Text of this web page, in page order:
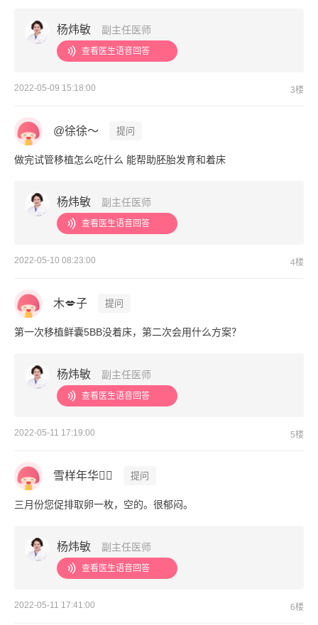
杨炜敏 副主任医师
查看医生语音回答
2022-05-09 15:18:00 3楼
@徐徐～ 提问
做完试管移植怎么吃什么 能帮助胚胎发育和着床
杨炜敏 副主任医师
查看医生语音回答
2022-05-10 08:23:00 4楼
木💋子 提问
第一次移植鲜囊5BB没着床，第二次会用什么方案？
杨炜敏 副主任医师
查看医生语音回答
2022-05-11 17:19:00 5楼
雪样年华 提问
三月份您促排取卵一枚，空的。很郁闷。
杨炜敏 副主任医师
查看医生语音回答
2022-05-11 17:41:00 6楼